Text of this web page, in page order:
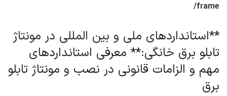
frame/
**استانداردهای ملی و بین المللی در مونتاژ
تابلو برق خانگی:** معرفی استانداردهای
مهم و الزامات قانونی در نصب و مونتاژ تابلو
برق